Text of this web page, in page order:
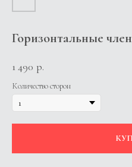
Горизонтальные
1 490 р.
Количество сторон